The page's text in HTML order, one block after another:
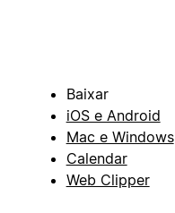
Baixar
iOS e Android
Mac e Windows
Calendar
Web Clipper